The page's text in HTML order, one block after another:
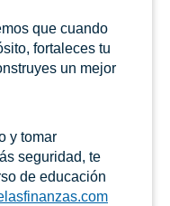
que cuando
fortaleces tu
un mejor
y tomar
seguridad, te
de educación